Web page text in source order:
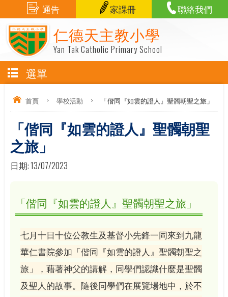
仁德天主教小學
Yan Tak Catholic Primary School
通告 家課冊 聯絡我們
選單
首頁 > 學校活動 > 「偕同『如雲的證人』聖髑朝聖之旅」
「偕同『如雲的證人』聖髑朝聖
之旅」
日期:13/07/2023
「偕同『如雲的證人』聖髑朝聖之旅」
七月十日十位公教生及基督小先鋒一同來到九龍
華仁書院參加「偕同『如雲的證人』聖髑朝聖之
旅」，藉著神父的講解，同學們認識什麼是聖髑
及聖人的故事。隨後同學們在展覽場地中，於不